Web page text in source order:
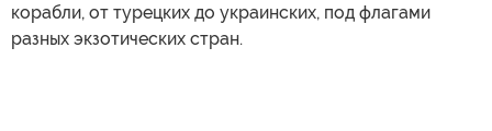
корабли, от турецких до украинских, под флагами
разных экзотических стран.